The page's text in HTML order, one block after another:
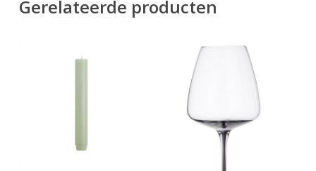
Gerelateerde producten